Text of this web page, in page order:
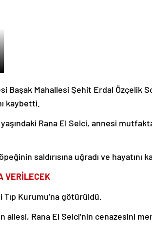
Başak Mahallesi Şehit Erdal Özçelik
kaybetti.
Rana El Selci, annesi
saldırısına uğradı ve hayatını
VERİLECEK
Kurumu’na götürüldü.
ailesi, Rana El Selci’nin cenazesini